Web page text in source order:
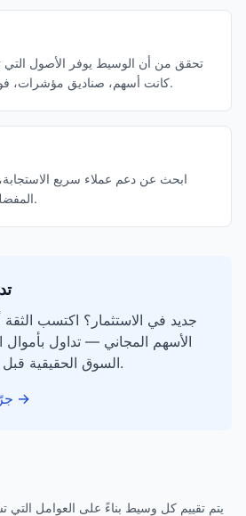
تحقق من أن الوسيط يوفر الأصول التي
كانت أسهم، صناديق مؤشرات، فوركس، أو عملات رقمية.
ابحث عن دعم عملاء سريع
المفضلة وفي منطقتك الزمنية.
جديد في الاستثمار؟ اكتسب
الأسهم المجاني — تداول بأموال
السوق الحقيقية قبل المخاطرة بأي سنت.
→
يتم تقييم كل وسيط بناءً على العوامل التي